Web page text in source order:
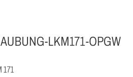
LKM171-OPGW
171